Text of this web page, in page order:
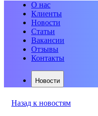
О нас
Клиенты
Новости
Статьи
Вакансии
Отзывы
Контакты
Новости
Назад к новостям